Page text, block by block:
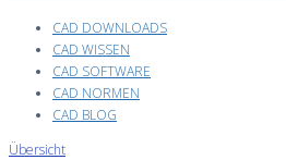
CAD DOWNLOADS
CAD WISSEN
CAD SOFTWARE
CAD NORMEN
CAD BLOG
Übersicht